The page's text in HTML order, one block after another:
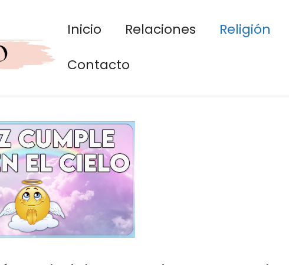
Inicio Relaciones Religión
Contacto